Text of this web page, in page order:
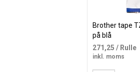
Brother tape
på blå
271,25 / Rulle
inkl. moms